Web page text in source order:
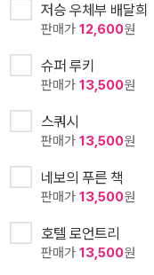
저승 우체부 배달희
판매가 12,600원
슈퍼 루키
판매가 13,500원
스쿼시
판매가 13,500원
네보의 푸른 책
판매가 13,500원
호텔 로언트리
판매가 13,500원